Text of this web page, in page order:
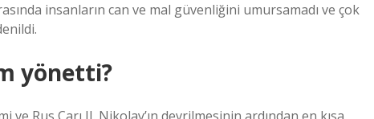
insanların can ve mal güvenliğini umursamadı ve çok
yönetti?